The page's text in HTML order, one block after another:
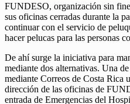
FUNDESO, organización sin
sus oficinas cerradas durante la
continuar con el servicio de
hacer pelucas para las personas
De ahí surge la iniciativa para
mediante dos alternativas. Una
mediante Correos de Costa Rica
dirección de las oficinas de
entrada de Emergencias del